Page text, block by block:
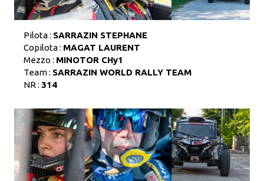
Pilota : SARRAZIN STEPHANE
Copilota : MAGAT LAURENT
Mezzo : MINOTOR CHy1
Team : SARRAZIN WORLD RALLY TEAM
NR : 314